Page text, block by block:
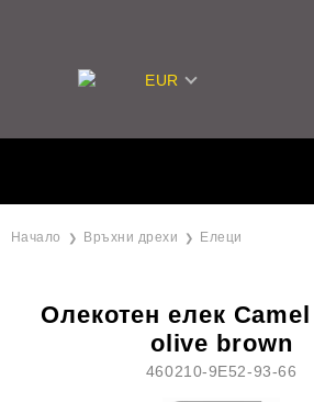
EUR
Начало Връхни дрехи Елеци
Олекотен елек
olive brown
460210-9E52-93-66